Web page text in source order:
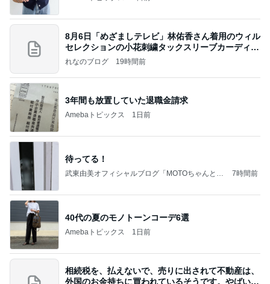
8月6日「めざましテレビ」林佑香さん着用のウィル
セレクションの小花刺繍タックスリーブカーディガ
ン
れなのブログ 19時間前
3年間も放置していた退職金請求
Amebaトピックス 1日前
待ってる！
武東由美オフィシャルブログ「MOTOちゃんとの
7時間前
40代の夏のモノトーンコーデ6選
Amebaトピックス 1日前
相続税を、払えないで、売りに出されて不動産は、
外国のお金持ちに買われているそうです。やばいで